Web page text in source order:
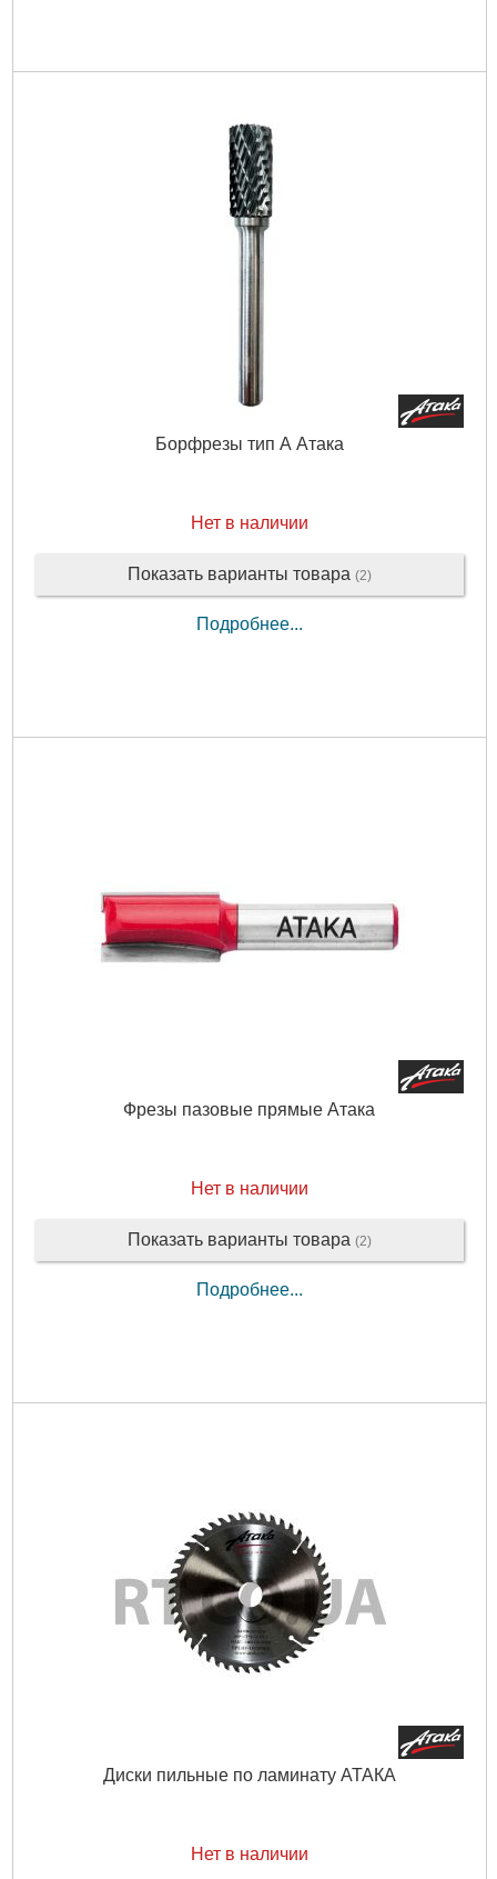
Борфрезы тип А Атака
Нет в наличии
Показать варианты товара (2)
Подробнее...
Фрезы пазовые прямые Атака
Нет в наличии
Показать варианты товара (2)
Подробнее...
Диски пильные по ламинату АТАКА
Нет в наличии